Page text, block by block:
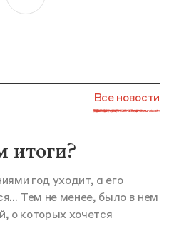
Все новости
итоги?
год уходит, а его
Тем не менее, было в нем
о которых хочется